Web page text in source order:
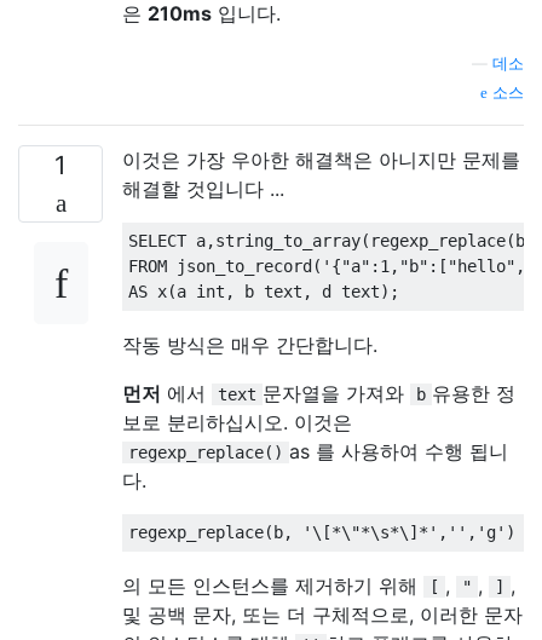
은 210ms 입니다.
데소
소스
1
이것은 가장 우아한 해결책은 아니지만 문제를
해결할 것입니다 ...
SELECT a,string_to_array( regexp_replace( b
FROM json_to_record ( '{"a":1,"b":["hello",
AS x(a int , b text , d text);
작동 방식은 매우 간단합니다.
먼저 에서 text 문자열을 가져와 b 유용한 정
보로 분리하십시오. 이것은
regexp_replace() as 를 사용하여 수행 됩니
다.
regexp_replace( b, '\[*\"*\s*\]*' , '' , 'g' )
의 모든 인스턴스를 제거하기 위해 [ , " , ]
,
및 공백 문자, 또는 더 구체적으로, 이러한 문자